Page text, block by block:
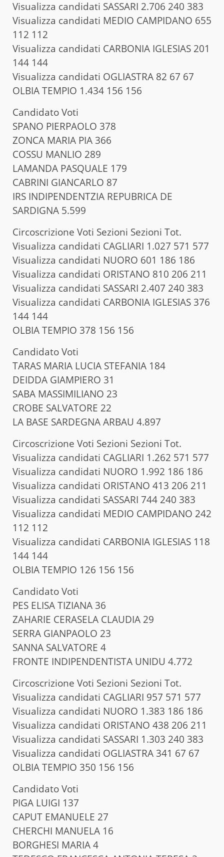
Visualizza candidati SASSARI 2.706 240 383
Visualizza candidati MEDIO CAMPIDANO 655
112 112
Visualizza candidati CARBONIA IGLESIAS 201
144 144
Visualizza candidati OGLIASTRA 82 67 67
OLBIA TEMPIO 1.434 156 156
Candidato Voti
SPANO PIERPAOLO 378
ZONCA MARIA PIA 366
COSSU MANLIO 289
LAMANDA PASQUALE 179
CABRINI GIANCARLO 87
IRS INDIPENDENTZIA REPUBRICA DE
SARDIGNA 5.599
Circoscrizione Voti Sezioni Sezioni Tot.
Visualizza candidati CAGLIARI 1.027 571 577
Visualizza candidati NUORO 601 186 186
Visualizza candidati ORISTANO 810 206 211
Visualizza candidati SASSARI 2.407 240 383
Visualizza candidati CARBONIA IGLESIAS 376
144 144
OLBIA TEMPIO 378 156 156
Candidato Voti
TARAS MARIA LUCIA STEFANIA 184
DEIDDA GIAMPIERO 31
SABA MASSIMILIANO 23
CROBE SALVATORE 22
LA BASE SARDEGNA ARBAU 4.897
Circoscrizione Voti Sezioni Sezioni Tot.
Visualizza candidati CAGLIARI 1.262 571 577
Visualizza candidati NUORO 1.992 186 186
Visualizza candidati ORISTANO 413 206 211
Visualizza candidati SASSARI 744 240 383
Visualizza candidati MEDIO CAMPIDANO 242
112 112
Visualizza candidati CARBONIA IGLESIAS 118
144 144
OLBIA TEMPIO 126 156 156
Candidato Voti
PES ELISA TIZIANA 36
ZAHARIE CERASELA CLAUDIA 29
SERRA GIANPAOLO 23
SANNA SALVATORE 4
FRONTE INDIPENDENTISTA UNIDU 4.772
Circoscrizione Voti Sezioni Sezioni Tot.
Visualizza candidati CAGLIARI 957 571 577
Visualizza candidati NUORO 1.383 186 186
Visualizza candidati ORISTANO 438 206 211
Visualizza candidati SASSARI 1.303 240 383
Visualizza candidati OGLIASTRA 341 67 67
OLBIA TEMPIO 350 156 156
Candidato Voti
PIGA LUIGI 137
CAPUT EMANUELE 27
CHERCHI MANUELA 16
BORGHESI MARIA 4